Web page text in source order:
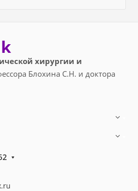
хирургии и
Блохина С.Н. и доктора